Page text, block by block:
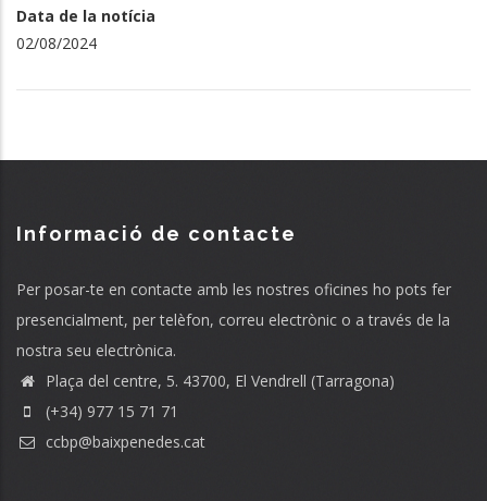
Data de la notícia
02/08/2024
Informació de contacte
Per posar-te en contacte amb les nostres oficines ho pots fer
presencialment, per telèfon, correu electrònic o a través de la
nostra seu electrònica.
Plaça del centre, 5. 43700, El Vendrell (Tarragona)
(+34) 977 15 71 71
ccbp@baixpenedes.cat